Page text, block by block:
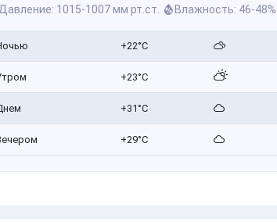
1015-1007 мм рт.ст. Влажность: 46-48%
+22°C
+23°C
+31°C
+29°C